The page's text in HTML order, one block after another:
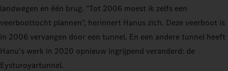
landwegen en één brug. "Tot 2006 moest ik zelfs een
veerboottocht plannen", herinnert Hanus zich. Deze veerboot is
in 2006 vervangen door een tunnel. En een andere tunnel heeft
Hanu's werk in 2020 opnieuw ingrijpend veranderd: de
Eysturoyartunnel.